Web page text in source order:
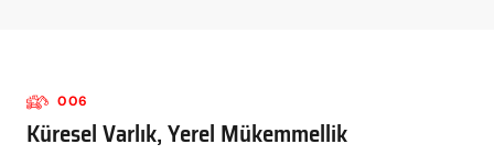
006
Küresel Varlık, Yerel Mükemmellik